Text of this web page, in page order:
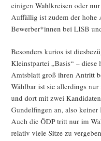
eini­gen Wahl­krei­sen oder
Auf­fäl­lig ist zudem der hohe
Bewerber*innen bei LISB
Beson­ders kuri­os ist
Kleinst­par­tei „Basis“ –
Amts­blatt groß ihren Antritt
Wähl­bar ist sie aller­dings
und dort mit zwei
Gun­del­fin­gen an, also kei­ner
Auch die ÖDP tritt nur im
rela­tiv vie­le Sit­ze zu